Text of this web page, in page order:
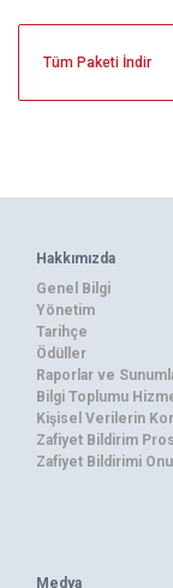
Tüm Paketi İndir
Hakkımızda
Genel Bilgi
Yönetim
Tarihçe
Ödüller
Raporlar ve
Bilgi Toplumu
Kişisel Verilerin
Zafiyet Bildirim
Zafiyet Bildirimi
Medya